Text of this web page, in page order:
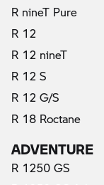
R nineT Pure
R 12
R 12 nineT
R 12 S
R 12 G/S
R 18 Roctane
ADVENTURE
R 1250 GS